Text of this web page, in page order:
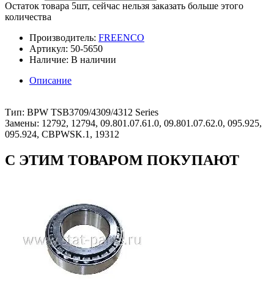
Остаток товара 5шт, сейчас нельзя заказать больше этого
количества
Производитель: FREENCO
Артикул: 50-5650
Наличие: В наличии
Описание
Тип: BPW TSB3709/4309/4312 Series
Замены: 12792, 12794, 09.801.07.61.0, 09.801.07.62.0, 095.925,
095.924, CBPWSK.1, 19312
С ЭТИМ ТОВАРОМ ПОКУПАЮТ